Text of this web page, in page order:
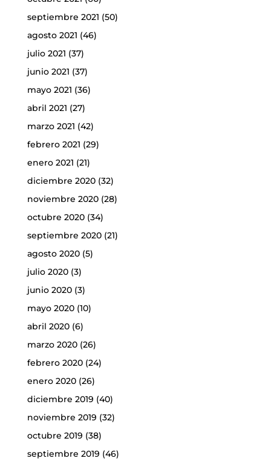
septiembre 2021 (50)
agosto 2021 (46)
julio 2021 (37)
junio 2021 (37)
mayo 2021 (36)
abril 2021 (27)
marzo 2021 (42)
febrero 2021 (29)
enero 2021 (21)
diciembre 2020(32)
noviembre 2020(28)
octubre 2020(34)
septiembre 2020(21)
agosto 2020(5)
julio 2020(3)
junio 2020(3)
mayo 2020(10)
abril 2020(6)
marzo 2020(26)
febrero 2020(24)
enero 2020(26)
diciembre 2019 (40)
noviembre 2019 (32)
octubre 2019 (38)
septiembre 2019 (46)